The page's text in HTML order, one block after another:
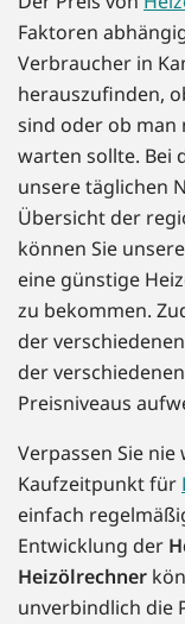
Faktoren
Verbraucher in
herauszufinden,
sind oder ob man
warten sollte. Bei
unsere täglichen
Übersicht der
können Sie
eine günstige
zu bekommen.
der
der
Preisniveaus
Verpassen Sie
Kaufzeitpunkt für
einfach
Entwicklung der
Heizölrechner
unverbindlich die